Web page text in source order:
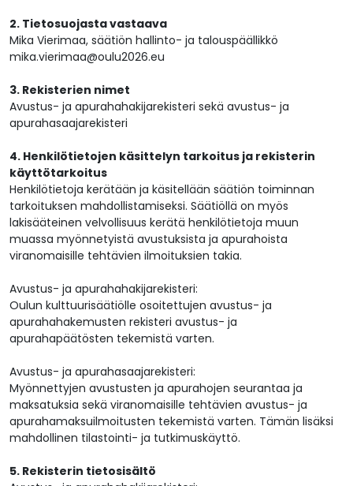
2. Tietosuojasta vastaava
Mika Vierimaa, säätiön hallinto- ja talouspäällikkö
mika.vierimaa@oulu2026.eu
3. Rekisterien nimet
Avustus- ja apurahahakijarekisteri sekä avustus- ja
apurahasaajarekisteri
4. Henkilötietojen käsittelyn tarkoitus ja rekisterin
käyttötarkoitus
Henkilötietoja kerätään ja käsitellään säätiön toiminnan
tarkoituksen mahdollistamiseksi. Säätiöllä on myös
lakisääteinen velvollisuus kerätä henkilötietoja muun
muassa myönnetyistä avustuksista ja apurahoista
viranomaisille tehtävien ilmoituksien takia.
Avustus- ja apurahahakijarekisteri:
Oulun kulttuurisäätiölle osoitettujen avustus- ja
apurahahakemusten rekisteri avustus- ja
apurahapäätösten tekemistä varten.
Avustus- ja apurahasaajarekisteri:
Myönnettyjen avustusten ja apurahojen seurantaa ja
maksatuksia sekä viranomaisille tehtävien avustus- ja
apurahamaksuilmoitusten tekemistä varten. Tämän lisäksi
mahdollinen tilastointi- ja tutkimuskäyttö.
5. Rekisterin tietosisältö